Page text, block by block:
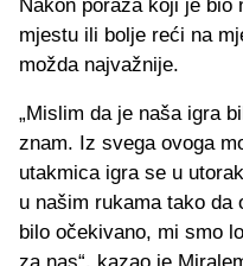
Nakon poraza koji je bio
mjestu ili bolje reći na
možda najvažnije.
„Mislim da je naša igra
znam. Iz svega ovoga
utakmica igra se u
u našim rukama tako da
bilo očekivano, mi smo